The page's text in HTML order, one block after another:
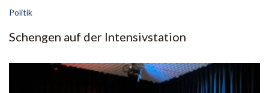
Politik
Schengen auf der Intensivstation